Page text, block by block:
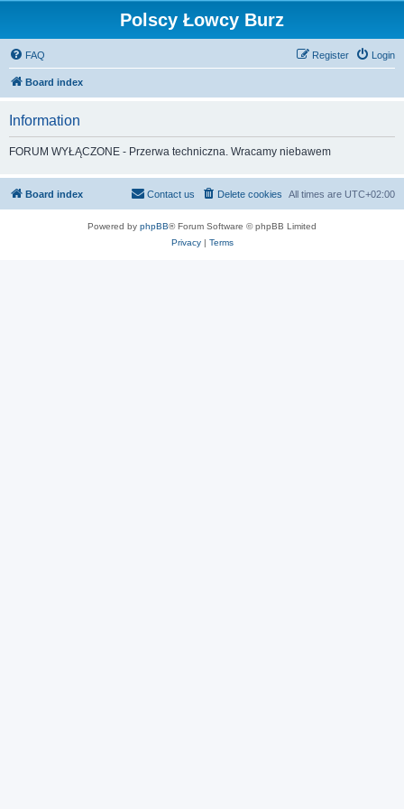
Polscy Łowcy Burz
FAQ Login
Register
Board index
Information
FORUM WYŁĄCZONE - Przerwa techniczna. Wracamy niebawem
Board index All times are UTC+02:00
Delete cookies
Contact us
Powered by phpBB® Forum Software © phpBB Limited
Privacy| Terms